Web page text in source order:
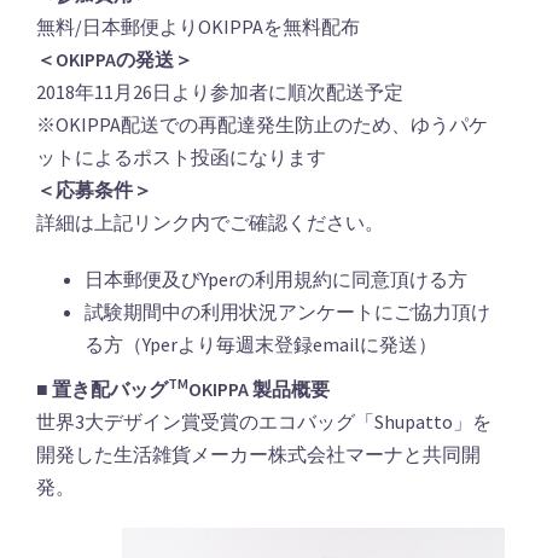
無料/日本郵便よりOKIPPAを無料配布
＜OKIPPAの発送＞
2018年11月26日より参加者に順次配送予定
※OKIPPA配送での再配達発生防止のため、ゆうパケ
ットによるポスト投函になります
＜応募条件＞
詳細は上記リンク内でご確認ください。
日本郵便及びYperの利用規約に同意頂ける方
試験期間中の利用状況アンケートにご協力頂け
る方（Yperより毎週末登録emailに発送）
■ 置き配バッグTMOKIPPA 製品概要
世界3大デザイン賞受賞のエコバッグ「Shupatto」を
開発した生活雑貨メーカー株式会社マーナと共同開
発。